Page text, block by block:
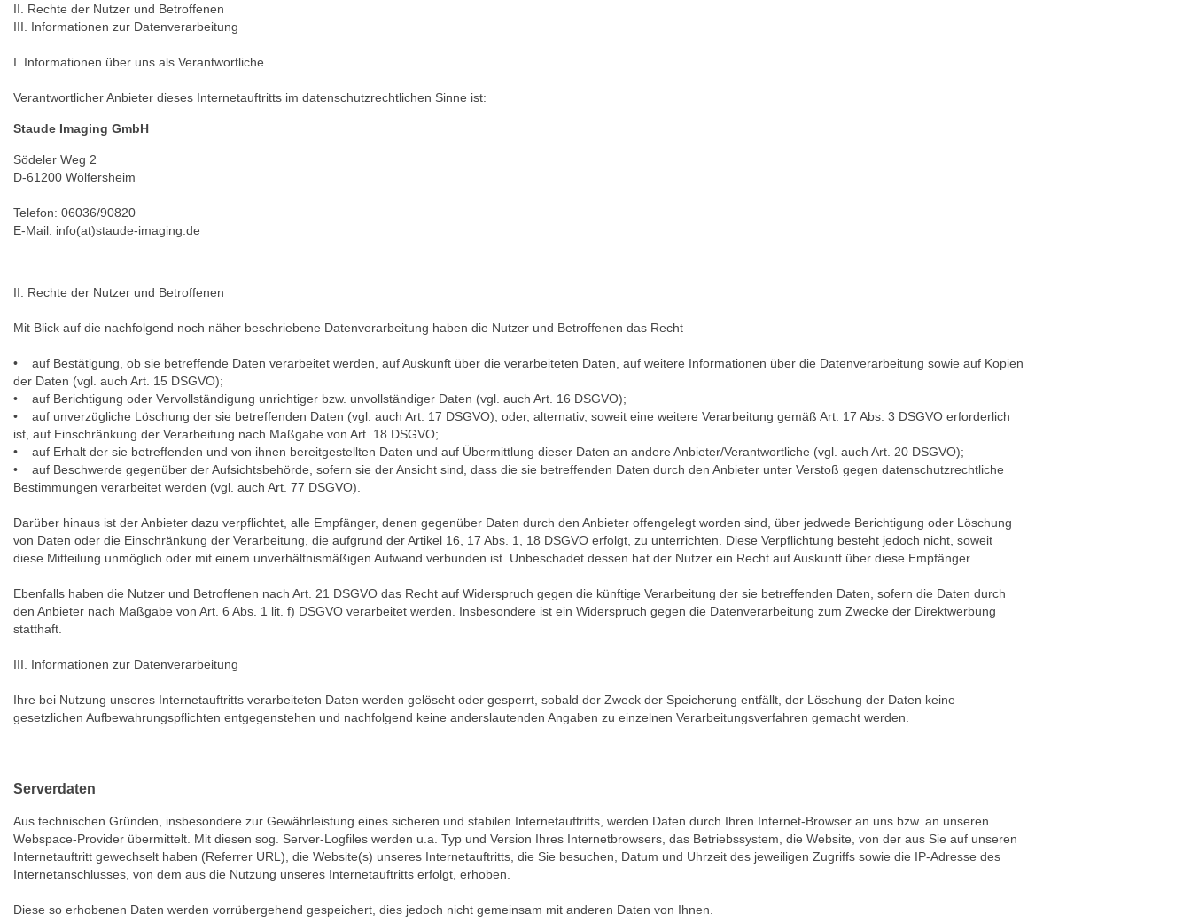
II. Rechte der Nutzer und Betroffenen
III. Informationen zur Datenverarbeitung
I. Informationen über uns als Verantwortliche
Verantwortlicher Anbieter dieses Internetauftritts im datenschutzrechtlichen Sinne ist:
Staude Imaging GmbH
Södeler Weg 2
D-61200 Wölfersheim
Telefon: 06036/90820
E-Mail: info(at)staude-imaging.de
II. Rechte der Nutzer und Betroffenen
Mit Blick auf die nachfolgend noch näher beschriebene Datenverarbeitung haben die Nutzer und Betroffenen das Recht
• auf Bestätigung, ob sie betreffende Daten verarbeitet werden, auf Auskunft über die verarbeiteten Daten, auf weitere Informationen über die Datenverarbeitung sowie auf Kopien
der Daten (vgl. auch Art. 15 DSGVO);
• auf Berichtigung oder Vervollständigung unrichtiger bzw. unvollständiger Daten (vgl. auch Art. 16 DSGVO);
• auf unverzügliche Löschung der sie betreffenden Daten (vgl. auch Art. 17 DSGVO), oder, alternativ, soweit eine weitere Verarbeitung gemäß Art. 17 Abs. 3 DSGVO erforderlich
ist, auf Einschränkung der Verarbeitung nach Maßgabe von Art. 18 DSGVO;
• auf Erhalt der sie betreffenden und von ihnen bereitgestellten Daten und auf Übermittlung dieser Daten an andere Anbieter/Verantwortliche (vgl. auch Art. 20 DSGVO);
• auf Beschwerde gegenüber der Aufsichtsbehörde, sofern sie der Ansicht sind, dass die sie betreffenden Daten durch den Anbieter unter Verstoß gegen datenschutzrechtliche
Bestimmungen verarbeitet werden (vgl. auch Art. 77 DSGVO).
Darüber hinaus ist der Anbieter dazu verpflichtet, alle Empfänger, denen gegenüber Daten durch den Anbieter offengelegt worden sind, über jedwede Berichtigung oder Löschung
von Daten oder die Einschränkung der Verarbeitung, die aufgrund der Artikel 16, 17 Abs. 1, 18 DSGVO erfolgt, zu unterrichten. Diese Verpflichtung besteht jedoch nicht, soweit
diese Mitteilung unmöglich oder mit einem unverhältnismäßigen Aufwand verbunden ist. Unbeschadet dessen hat der Nutzer ein Recht auf Auskunft über diese Empfänger.
Ebenfalls haben die Nutzer und Betroffenen nach Art. 21 DSGVO das Recht auf Widerspruch gegen die künftige Verarbeitung der sie betreffenden Daten, sofern die Daten durch
den Anbieter nach Maßgabe von Art. 6 Abs. 1 lit. f) DSGVO verarbeitet werden. Insbesondere ist ein Widerspruch gegen die Datenverarbeitung zum Zwecke der Direktwerbung
statthaft.
III. Informationen zur Datenverarbeitung
Ihre bei Nutzung unseres Internetauftritts verarbeiteten Daten werden gelöscht oder gesperrt, sobald der Zweck der Speicherung entfällt, der Löschung der Daten keine
gesetzlichen Aufbewahrungspflichten entgegenstehen und nachfolgend keine anderslautenden Angaben zu einzelnen Verarbeitungsverfahren gemacht werden.
Serverdaten
Aus technischen Gründen, insbesondere zur Gewährleistung eines sicheren und stabilen Internetauftritts, werden Daten durch Ihren Internet-Browser an uns bzw. an unseren
Webspace-Provider übermittelt. Mit diesen sog. Server-Logfiles werden u.a. Typ und Version Ihres Internetbrowsers, das Betriebssystem, die Website, von der aus Sie auf unseren
Internetauftritt gewechselt haben (Referrer URL), die Website(s) unseres Internetauftritts, die Sie besuchen, Datum und Uhrzeit des jeweiligen Zugriffs sowie die IP-Adresse des
Internetanschlusses, von dem aus die Nutzung unseres Internetauftritts erfolgt, erhoben.
Diese so erhobenen Daten werden vorrübergehend gespeichert, dies jedoch nicht gemeinsam mit anderen Daten von Ihnen.